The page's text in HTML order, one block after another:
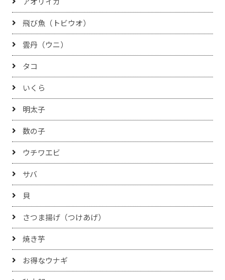
飛び魚（トビウオ）
雲丹（ウニ）
タコ
いくら
明太子
数の子
ウチワエビ
サバ
貝
さつま揚げ（つけあげ）
焼き芋
お得なウナギ